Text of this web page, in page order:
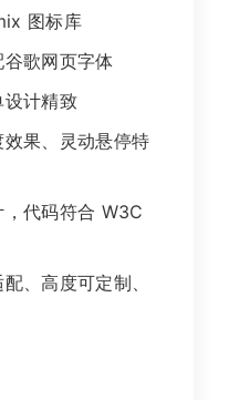
图标库
歌网页字体
设计精致
果、灵动悬停特
代码符合 W3C
、高度可定制、